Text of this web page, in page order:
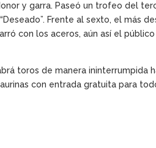
y garra. Paseó un trofeo del
Frente al sexto, el más
con los aceros, aún así el
toros de manera ininterrumpida
con entrada gratuita para